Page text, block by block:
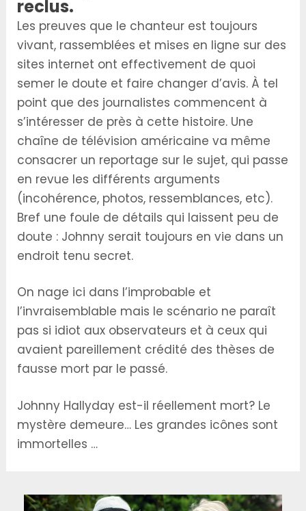
reclus.
Les preuves que le chanteur est toujours
vivant, rassemblées et mises en ligne sur des
sites internet ont effectivement de quoi
semer le doute et faire changer d’avis. À tel
point que des journalistes commencent à
s’intéresser de près à cette histoire. Une
chaîne de télévision américaine va même
consacrer un reportage sur le sujet, qui passe
en revue les différents arguments
(incohérence, photos, ressemblances, etc).
Bref une foule de détails qui laissent peu de
doute : Johnny serait toujours en vie dans un
endroit tenu secret.
On nage ici dans l’improbable et
l’invraisemblable mais le scénario ne paraît
pas si idiot aux observateurs et à ceux qui
avaient pareillement crédité des thèses de
fausse mort par le passé.
Johnny Hallyday est-il réellement mort? Le
mystère demeure… Les grandes icônes sont
immortelles …